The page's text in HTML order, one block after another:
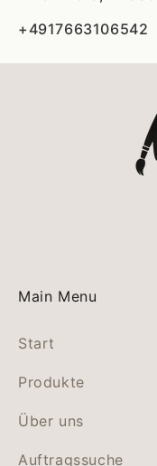
+4917663106542
Main Menu
Start
Produkte
Über uns
Auftragssuche